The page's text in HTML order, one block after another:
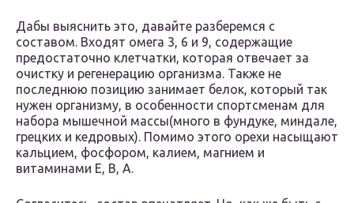
Дабы выяснить это, давайте разберемся с
составом. Входят омега 3, 6 и 9, содержащие
предостаточно клетчатки, которая отвечает за
очистку и регенерацию организма. Также не
последнюю позицию занимает белок, который так
нужен организму, в особенности спортсменам для
набора мышечной массы(много в фундуке, миндале,
грецких и кедровых). Помимо этого орехи насыщают
кальцием, фосфором, калием, магнием и
витаминами Е, В, А.